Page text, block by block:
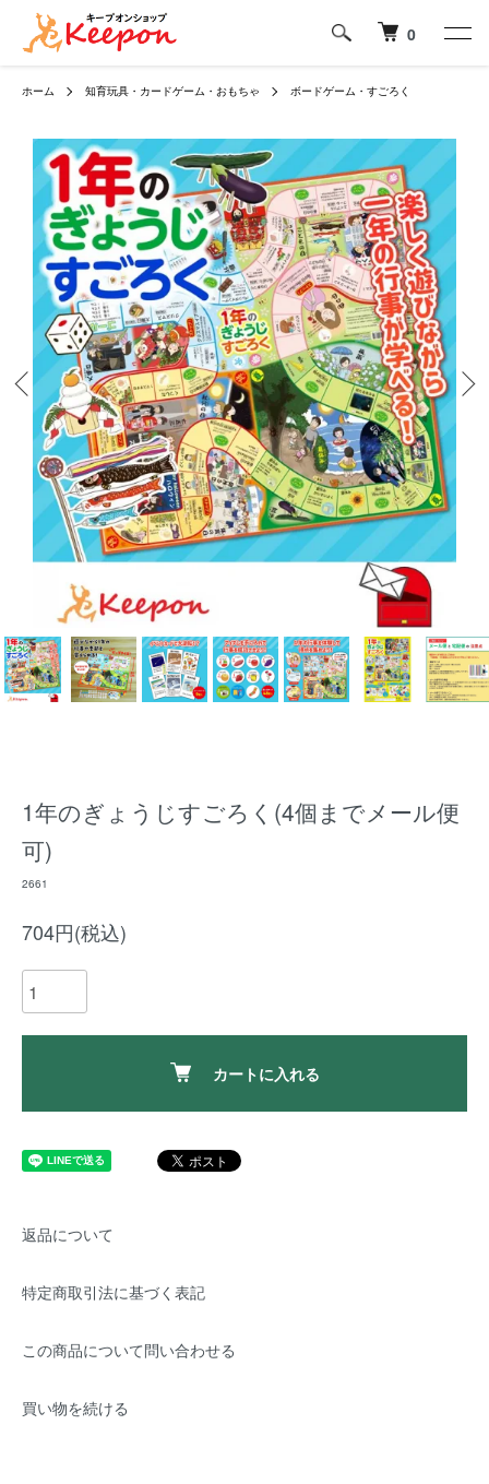
0
ホーム 知育玩具・カードゲーム・おもちゃ ボードゲーム・すごろく
1年のぎょうじすごろく(4個までメール便
可)
2661
704円(税込)
カートに入れる
返品について
特定商取引法に基づく表記
この商品について問い合わせる
買い物を続ける